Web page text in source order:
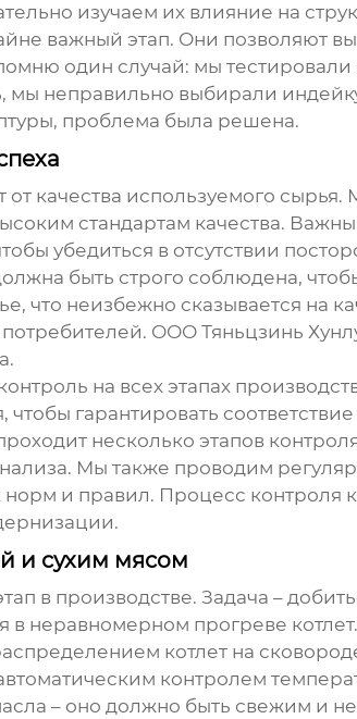
изучаем их влияние на
важный этап. Они позволяют
один случай: мы
неправильно выбирали
проблема была решена.
качества используемого сырья.
стандартам качества.
убедиться в отсутствии
быть строго соблюдена,
что неизбежно сказывается на
ООО Тяньцзинь
на всех этапах
гарантировать
несколько этапов
Мы также проводим
и правил. Процесс контроля
и сухим мясом
в производстве. Задача –
в неравномерном прогреве
котлет на
контролем
– оно должно быть свежим и